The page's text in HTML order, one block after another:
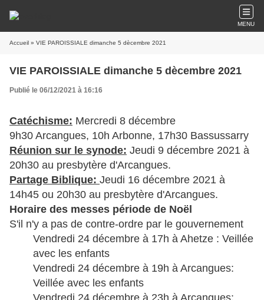
MENU
Accueil » VIE PAROISSIALE dimanche 5 dècembre 2021
VIE PAROISSIALE dimanche 5 dècembre 2021
Publié le 06/12/2021 à 16:16
Catéchisme: Mercredi 8 décembre
9h30 Arcangues, 10h Arbonne, 17h30 Bassussarry
Réunion sur le synode: Jeudi 9 décembre 2021 à
20h30 au presbytère d'Arcangues.
Partage Biblique: Jeudi 16 décembre 2021 à
14h45 ou 20h30 au presbytère d'Arcangues.
Horaire des messes période de Noël
S'il n'y a pas de contre-ordre par le gouvernement
Vendredi 24 décembre à 17h à Ahetze : Veillée
avec les enfants
Vendredi 24 décembre à 19h à Arcangues:
Veillée avec les enfants
Vendredi 24 décembre à 23h à Arcangues: